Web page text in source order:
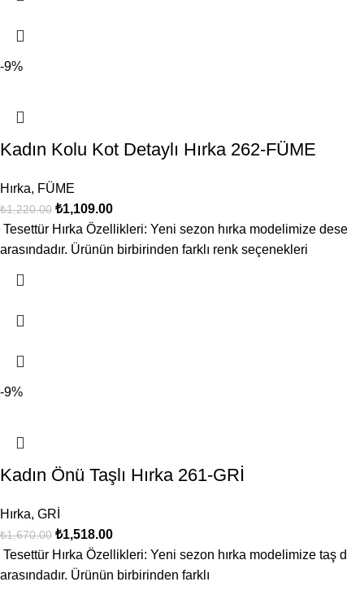
-9%
Kadın Kolu Kot Detaylı Hırka 262-FÜME
Hırka, FÜME
₺1,220.00 ₺1,109.00
Tesettür Hırka Özellikleri: Yeni sezon hırka modelimize
arasındadır. Ürünün birbirinden farklı renk seçenekleri
-9%
Kadın Önü Taşlı Hırka 261-GRİ
Hırka, GRİ
₺1,670.00 ₺1,518.00
Tesettür Hırka Özellikleri: Yeni sezon hırka modelimize taş
arasındadır. Ürünün birbirinden farklı